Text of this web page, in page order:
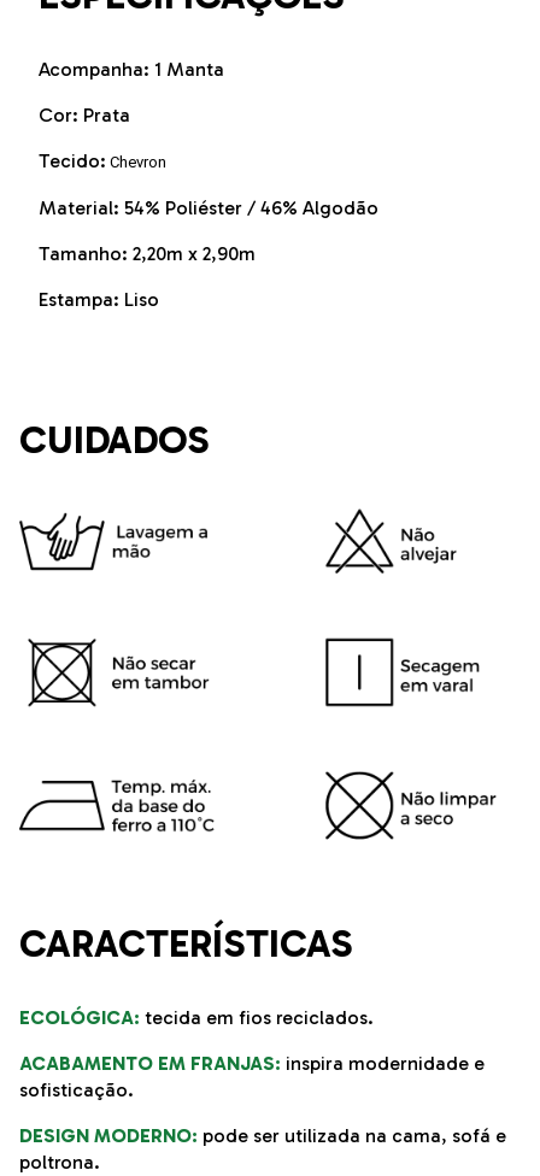
Acompanha: 1 Manta
Cor: Prata
Tecido: Chevron
Material: 54% Poliéster / 46% Algodão
Tamanho: 2,20m x 2,90m
Estampa: Liso
CUIDADOS
CARACTERÍSTICAS
ECOLÓGICA: tecida em fios reciclados.
ACABAMENTO EM FRANJAS: inspira modernidade e
sofisticação.
DESIGN MODERNO: pode ser utilizada na cama, sofá e
poltrona.